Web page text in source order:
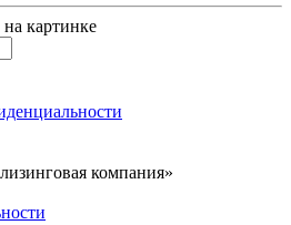
картинке
компания»